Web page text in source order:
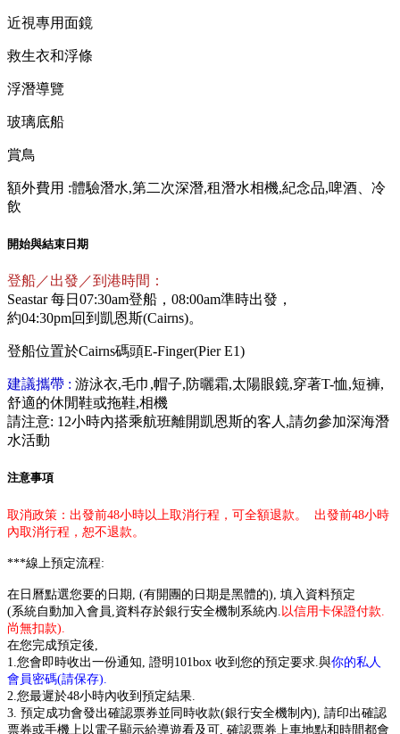
近視專用面鏡
救生衣和浮條
浮潛導覽
玻璃底船
賞鳥
額外費用 :體驗潛水,第二次深潛,租潛水相機,紀念品,啤酒、冷
飲
開始與結束日期
登船／出發／到港時間：
Seastar 每日07:30am登船，08:00am準時出發，
約04:30pm回到凱恩斯(Cairns)。
登船位置於Cairns碼頭E-Finger(Pier E1)
建議攜帶 : 游泳衣,毛巾,帽子,防曬霜,太陽眼鏡,穿著T-恤,短褲,
舒適的休閒鞋或拖鞋,相機
請注意: 12小時內搭乘航班離開凱恩斯的客人,請勿參加深海潛
水活動
注意事項
取消政策：出發前48小時以上取消行程，可全額退款。 出發前48小時
內取消行程，恕不退款。
***線上預定流程:
在日曆點選您要的日期, (有開團的日期是黑體的), 填入資料預定
(系統自動加入會員,資料存於銀行安全機制系統內. 以信用卡保證付款.
尚無扣款).
在您完成預定後,
1.您會即時收出一份通知, 證明101box 收到您的預定要求.與你的私人
會員密碼(請保存).
2.您最遲於48小時內收到預定結果.
3. 預定成功會發出確認票券並同時收款(銀行安全機制內), 請印出確認
票券或手機上以電子顯示給導遊看及可, 確認票券上車地點和時間都會